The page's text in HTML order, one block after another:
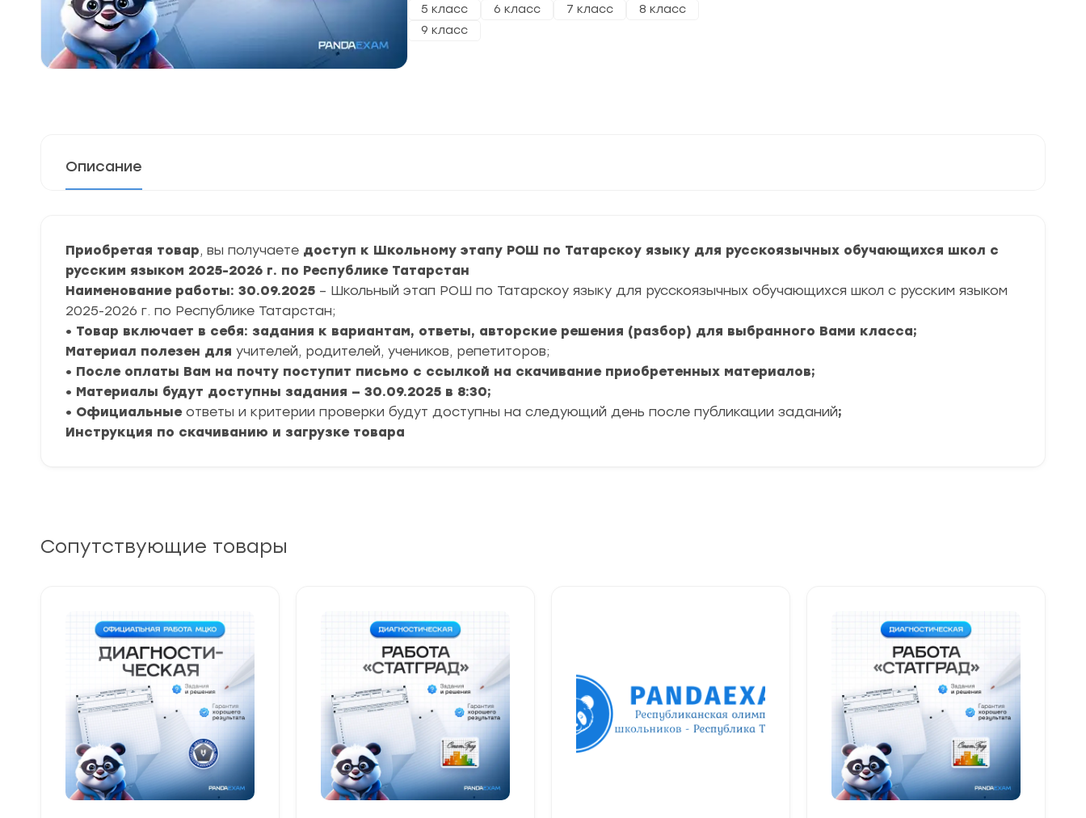
5 класс
6 класс 7 класс
8 класс
9 класс
Описание
Приобретая товар, вы получаете доступ к Школьному этапу РОШ по Татарскоу языку для русскоязычных обучающихся школ с
русским языком 2025-2026 г. по Республике Татарстан
Наименование работы: 30.09.2025 – Школьный этап РОШ по Татарскоу языку для русскоязычных обучающихся школ с русским языком
2025-2026 г. по Республике Татарстан;
• Товар включает в себя: задания к вариантам, ответы, авторские решения (разбор) для выбранного Вами класса;
Материал полезен для учителей, родителей, учеников, репетиторов;
• После оплаты Вам на почту поступит письмо с ссылкой на скачивание приобретенных материалов;
• Материалы будут доступны задания — 30.09.2025 в 8:30;
• Официальные ответы и критерии проверки будут доступны на следующий день после публикации заданий;
Инструкция по скачиванию и загрузке товара
Сопутствующие товары